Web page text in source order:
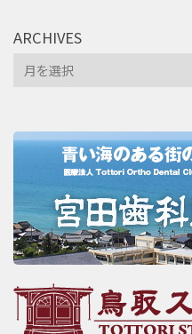
ARCHIVES
Archives